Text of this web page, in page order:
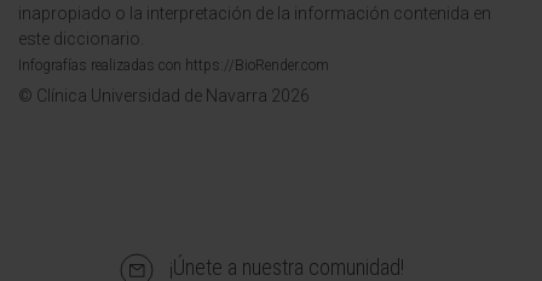
inapropiado o la interpretación de la información contenida en
este diccionario.
Infografías realizadas con https://BioRender.com
© Clínica Universidad de Navarra 2026
¡Únete a nuestra comunidad!